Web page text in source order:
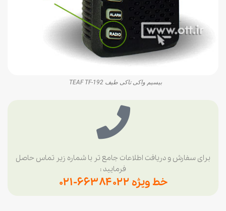
بیسیم واکی تاکی طیف TEAF TF-192
برای سفارش و دریافت اطلاعات جامع تر با شماره زیر تماس حاصل
فرمایید :
خط ویژه ۶۶۳۸۴۰۲۲-۰۲۱